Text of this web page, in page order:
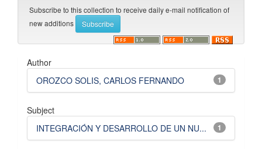
Subscribe to this collection to receive daily e-mail notification of
new additions
Author
1
OROZCO SOLIS, CARLOS FERNANDO
Subject
1
INTEGRACIÓN Y DESARROLLO DE UN NU...